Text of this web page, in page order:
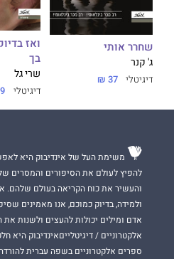
שחרר אותי
ג' קנר
דיגיטלי 37 ₪
ואז
בך
שרי גל
דיגיטלי
משימת העל של אינדיבוק היא
להפיץ לעולם את הסיפורים והמסרים
והעשיר את כוח הקריאה בעולם שלהם.
ולמידה, בדיוק כמוכם, אנו מאמינים
אדם ומילים יכולות להעצים ולשנות
אלקטרוניים / דיגיטלייםאינדיבוק
ספרים אלקטרוניים בשפה עברית